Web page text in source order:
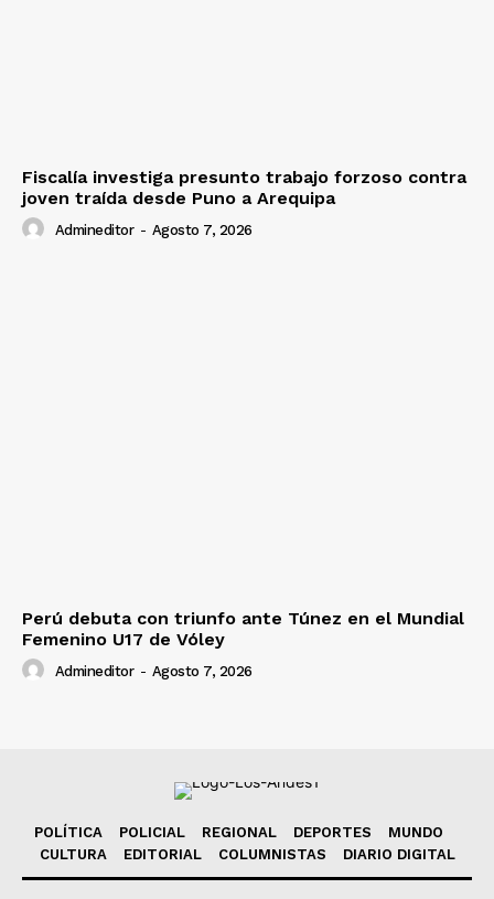
Fiscalía investiga presunto trabajo forzoso contra
joven traída desde Puno a Arequipa
Admineditor - Agosto 7, 2026
Perú debuta con triunfo ante Túnez en el Mundial
Femenino U17 de Vóley
Admineditor - Agosto 7, 2026
POLÍTICA POLICIAL REGIONAL DEPORTES
MUNDO
CULTURA
EDITORIAL COLUMNISTAS DIARIO DIGITAL